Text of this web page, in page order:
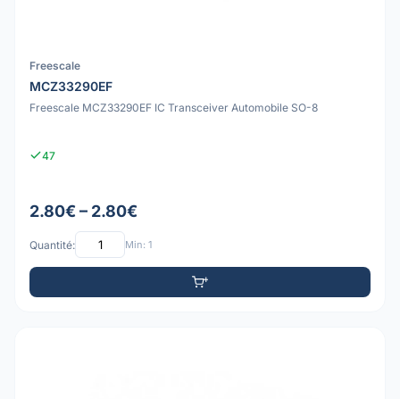
Freescale
MCZ33290EF
Freescale MCZ33290EF IC Transceiver Automobile SO-8
47
2.80€ – 2.80€
Quantité: Min: 1